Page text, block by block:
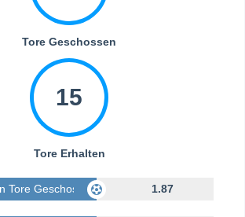
Tore Geschossen
15
Tore Erhalten
Tore Geschossen 1.87